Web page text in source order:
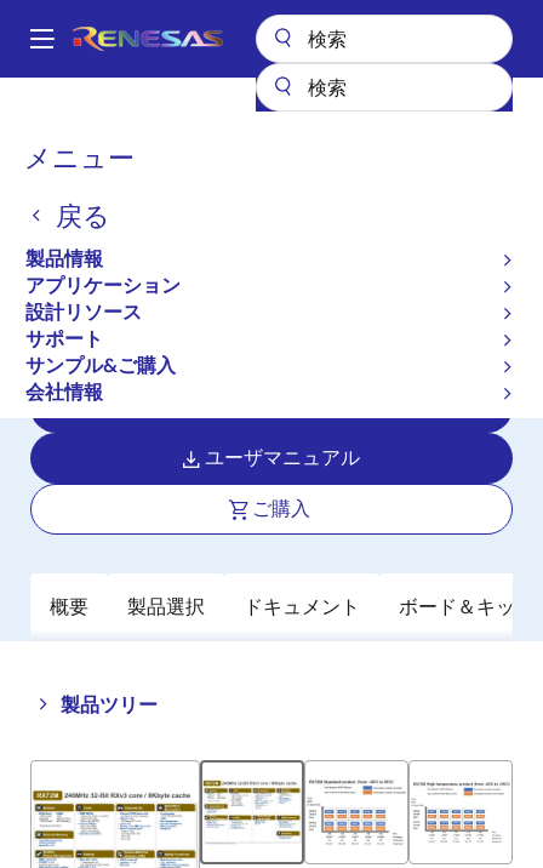
ン
Main
メニュー
戻る
製品情報
アプリケーション
設計リソース
サポート
サンプル&ご購入
会社情報
パ
く
ず
マイクロコントローラとマイクロプロセッサ
RX72M
アクティブ
産業ネットワークソリューションを実
現するハイパフォーマンスな 32 ビッ
トマイクロコントローラ
ユーザマニュアル
ご購入
概要 製品選択 ドキュメント ボード＆キット
製品ツリー
Close
tree
menu
Open
tree
menu